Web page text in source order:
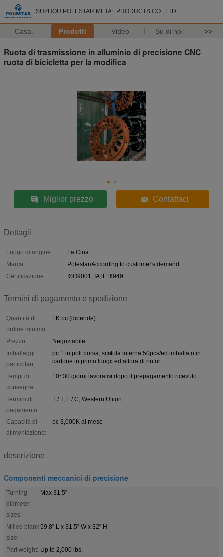
SUZHOU POLESTAR METAL PRODUCTS CO., LTD
Casa. Prodotti Video Su di noi >>
Ruota di trasmissione in alluminio di precisione CNC
ruota di bicicletta per la modifica
Miglior prezzo Contattaci
Dettagli
Luogo di origine:
La Cina
Marca:
Polestar/According to customer's demand
Certificazione:
ISO9001, IATF16949
Termini di pagamento e spedizione
Quantità di
ordine minimo:
1K pc (dipende)
Prezzo:
Negoziabile
Imballaggi
particolari:
pc 1 in poli borsa, scatola interna 50pcs/ed imballato in
cartone in primo luogo ed allora di rinfor
Tempi di
consegna:
10~30 giorni lavorativi dopo il prepagamento ricevuto
Termini di
pagamento:
T / T, L / C, Western Union
Capacità di
alimentazione:
pc 3,000K al mese
descrizione
Componenti meccanici di precisione
Turning
diameter
sizes:
Max 31.5”
Milled blank
size:
59.8” L x 31.5” W x 32” H
Part weight: Up to 2,000 lbs.